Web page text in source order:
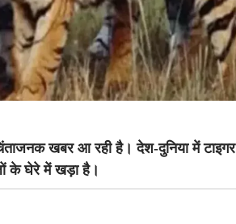
खबर आ रही है। देश-दुनिया में टाइगर
के घेरे में खड़ा है।